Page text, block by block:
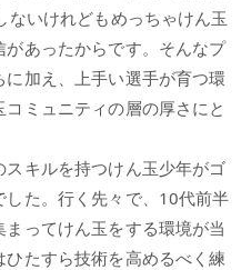
ないけれどもめっちゃけん玉
あったからです。そんなプ
加え、上手い選手が育つ環
ミュニティの層の厚さにと
キルを持つけん玉少年がゴ
た。行く先々で、10代前半
ってけん玉をする環境が当
たすら技術を高めるべく練